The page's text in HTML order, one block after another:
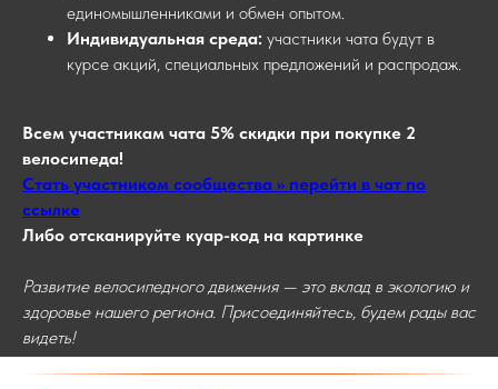
единомышленниками и обмен опытом.
Индивидуальная среда: участники чата будут в
курсе акций, специальных предложений и распродаж.
Всем участникам чата 5% скидки при покупке 2
велосипеда!
Стать участником сообщества >> перейти в чат по
ссылке
Либо отсканируйте куар-код на картинке
Развитие велосипедного движения — это вклад в экологию и
здоровье нашего региона. Присоединяйтесь, будем рады вас
видеть!